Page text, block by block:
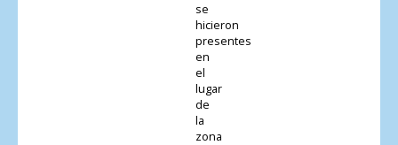
se
hicieron
presentes
en
el
lugar
de
la
zona